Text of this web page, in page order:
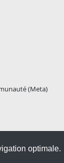
optimale.
(Meta)
Institut